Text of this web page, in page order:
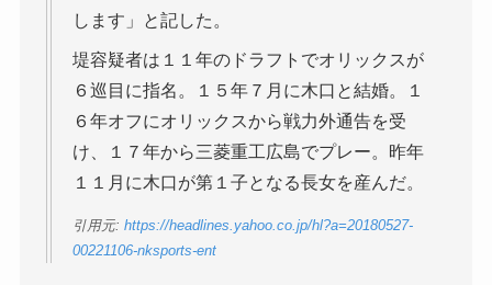
します」と記した。
堤容疑者は１１年のドラフトでオリックスが
６巡目に指名。１５年７月に木口と結婚。１
６年オフにオリックスから戦力外通告を受
け、１７年から三菱重工広島でプレー。昨年
１１月に木口が第１子となる長女を産んだ。
引用元: https://headlines.yahoo.co.jp/hl?a=20180527-
00221106-nksports-ent